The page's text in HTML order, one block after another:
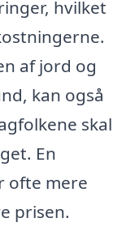
hvilket
af jord og
kan også
skal
En
ofte mere
prisen.